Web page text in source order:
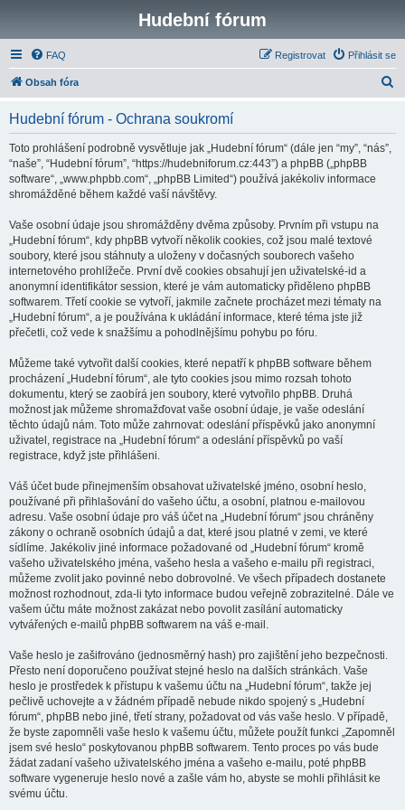
Hudební fórum
FAQ Přihlásit se
Registrovat
Obsah fóra
Hudební fórum - Ochrana soukromí
Toto prohlášení podrobně vysvětluje jak „Hudební fórum“ (dále jen “my”, “nás”,
“naše”, “Hudební fórum”, “https://hudebniforum.cz:443”) a phpBB („phpBB
software“, „www.phpbb.com“, „phpBB Limited“) používá jakékoliv informace
shromážděné během každé vaší návštěvy.
Vaše osobní údaje jsou shromážděny dvěma způsoby. Prvním při vstupu na
„Hudební fórum“, kdy phpBB vytvoří několik cookies, což jsou malé textové
soubory, které jsou stáhnuty a uloženy v dočasných souborech vašeho
internetového prohlížeče. První dvě cookies obsahují jen uživatelské-id a
anonymní identifikátor session, které je vám automaticky přiděleno phpBB
softwarem. Třetí cookie se vytvoří, jakmile začnete procházet mezi tématy na
„Hudební fórum“, a je používána k ukládání informace, které téma jste již
přečetli, což vede k snažšímu a pohodlnějšímu pohybu po fóru.
Můžeme také vytvořit další cookies, které nepatří k phpBB software během
procházení „Hudební fórum“, ale tyto cookies jsou mimo rozsah tohoto
dokumentu, který se zaobírá jen soubory, které vytvořilo phpBB. Druhá
možnost jak můžeme shromažďovat vaše osobní údaje, je vaše odeslání
těchto údajů nám. Toto může zahrnovat: odeslání příspěvků jako anonymní
uživatel, registrace na „Hudební fórum“ a odeslání příspěvků po vaší
registrace, když jste přihlášeni.
Váš účet bude přinejmenším obsahovat uživatelské jméno, osobní heslo,
používané při přihlašování do vašeho účtu, a osobní, platnou e-mailovou
adresu. Vaše osobní údaje pro váš účet na „Hudební fórum“ jsou chráněny
zákony o ochraně osobních údajů a dat, které jsou platné v zemi, ve které
sídlíme. Jakékoliv jiné informace požadované od „Hudební fórum“ kromě
vašeho uživatelského jména, vašeho hesla a vašeho e-mailu při registraci,
můžeme zvolit jako povinné nebo dobrovolné. Ve všech případech dostanete
možnost rozhodnout, zda-li tyto informace budou veřejně zobrazitelné. Dále ve
vašem účtu máte možnost zakázat nebo povolit zasílání automaticky
vytvářených e-mailů phpBB softwarem na váš e-mail.
Vaše heslo je zašifrováno (jednosměrný hash) pro zajištění jeho bezpečnosti.
Přesto není doporučeno používat stejné heslo na dalších stránkách. Vaše
heslo je prostředek k přístupu k vašemu účtu na „Hudební fórum“, takže jej
pečlivě uchovejte a v žádném případě nebude nikdo spojený s „Hudební
fórum“, phpBB nebo jiné, třetí strany, požadovat od vás vaše heslo. V případě,
že byste zapomněli vaše heslo k vašemu účtu, můžete použít funkci „Zapomněl
jsem své heslo“ poskytovanou phpBB softwarem. Tento proces po vás bude
žádat zadaní vašeho uživatelského jména a vašeho e-mailu, poté phpBB
software vygeneruje heslo nové a zašle vám ho, abyste se mohli přihlásit ke
svému účtu.